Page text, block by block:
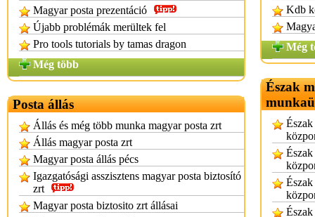
Magyar posta prezentáció
Újabb problémák merültek fel
Pro tools tutorials by tamas dragon
Még több
Posta állás
Állás és még több munka magyar posta zrt
Állás magyar posta zrt
Magyar posta állás pécs
Igazgatósági asszisztens magyar posta biztosító
zrt
Magyar posta biztosito zrt állásai
Kdb
Még
Észak